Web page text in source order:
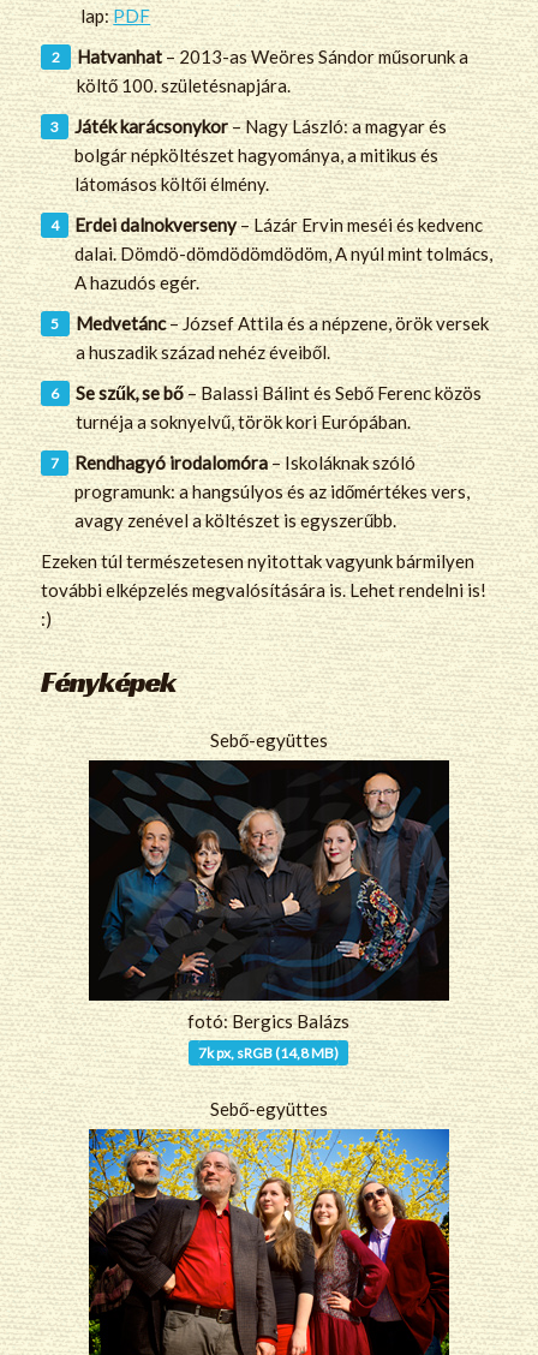
lap:PDF
Hatvanhat– 2013-as Weöres Sándor műsorunk a
költő 100. születésnapjára.
Játék karácsonykor– Nagy László: a magyar és
bolgár népköltészet hagyománya, a mitikus és
látomásos költői élmény.
Erdei dalnokverseny– Lázár Ervin meséi és kedvenc
dalai. Dömdö-dömdödömdödöm, A nyúl mint tolmács,
A hazudós egér.
Medvetánc– József Attila és a népzene, örök versek
a huszadik század nehéz éveiből.
Se szűk, se bő– Balassi Bálint és Sebő Ferenc közös
turnéja a soknyelvű, török kori Európában.
Rendhagyó irodalomóra– Iskoláknak szóló
programunk: a hangsúlyos és az időmértékes vers,
avagy zenével a költészet is egyszerűbb.
Ezeken túl természetesen nyitottak vagyunk bármilyen
további elképzelés megvalósítására is. Lehet rendelni is!
:)
Fényképek
Sebő-együttes
fotó: Bergics Balázs
7k px, sRGB (14,8 MB)
Sebő-együttes